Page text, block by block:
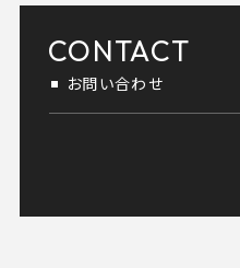
CONTACT
お問い合わせ